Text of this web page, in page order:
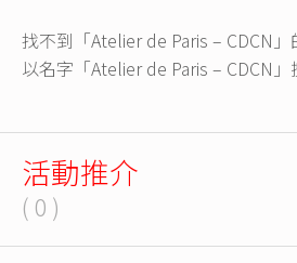
找不到「Atelier de Paris – CDCN」
以名字「Atelier de Paris – CDCN」
活動推介
( 0 )